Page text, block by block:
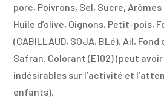
porc, Poivrons, Sel, Sucre,
Huile d’olive, Oignons, Petit-pois,
(CABILLAUD, SOJA, BLé), Ail,
Safran. Colorant (E102) (peut
indésirables sur l’activité et
enfants).